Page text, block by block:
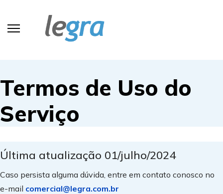
Termos de Uso do
Serviço
Última atualização 01/julho/2024
Caso persista alguma dúvida, entre em contato conosco no
e-mail comercial@legra.com.br